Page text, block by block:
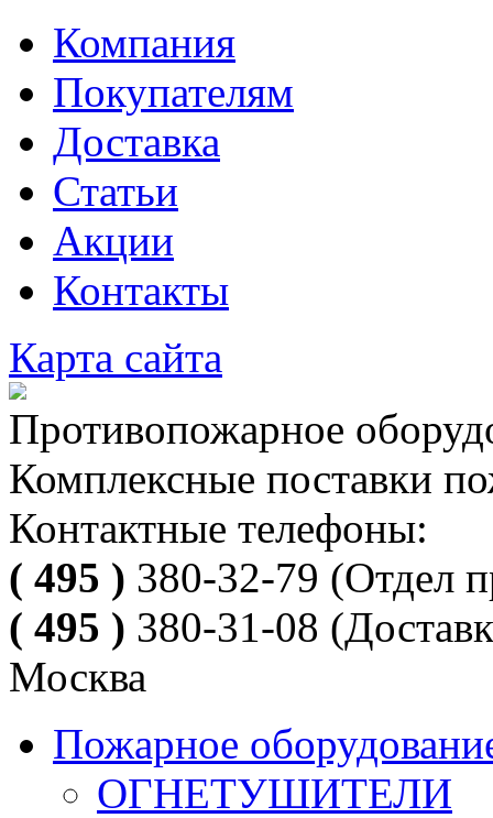
Компания
Покупателям
Доставка
Статьи
Акции
Контакты
Карта сайта
Противопожарное
Комплексные поставки
Контактные телефоны:
( 495 ) 380-32-79 (Отдел
( 495 ) 380-31-08
Москва
Пожарное
ОГНЕТУШИТЕЛИ